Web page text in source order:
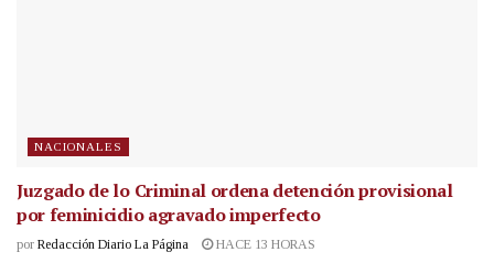
NACIONALES
Juzgado de lo Criminal ordena detención provisional
por feminicidio agravado imperfecto
por Redacción Diario La Página HACE 13 HORAS